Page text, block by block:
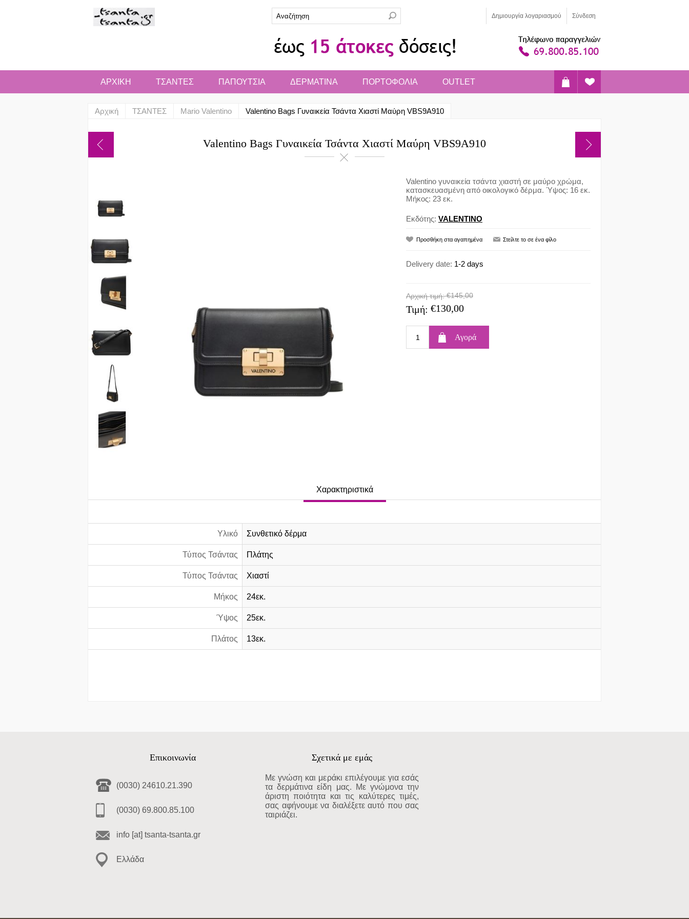
Δημιoυργία λογαριασμού Σύνδεση
ΑΡΧΙΚΗ ΤΣΑΝΤΕΣ ΠΑΠΟΥΤΣΙΑ ΔΕΡΜΑΤΙΝΑ ΠΟΡΤΟΦΟΛΙΑ OUTLET
Αρχική ΤΣΑΝΤΕΣ Mario Valentino Valentino Bags Γυναικεία Τσάντα Χιαστί Μαύρη VBS9A910
Valentino Bags Γυναικεία Τσάντα Χιαστί Μαύρη VBS9A910
Valentino γυναικεία τσάντα χιαστή σε μαύρο χρώμα,
κατασκευασμένη από οικολογικό δέρμα. Ύψος: 16 εκ.
Μήκος: 23 εκ.
Εκδότης: VALENTINO
Delivery date: 1-2 days
Αρχική τιμή: €145,00
Τιμή: €130,00
Χαρακτηριστικά
Υλικό Συνθετικό δέρμα
Τύπος Τσάντας Πλάτης
Τύπος Τσάντας Χιαστί
Μήκος 24εκ.
Ύψος 25εκ.
Πλάτος 13εκ.
Επικοινωνία
(0030) 24610.21.390
(0030) 69.800.85.100
info [at] tsanta-tsanta.gr
Ελλάδα
Σχετικά με εμάς
Με γνώση και μεράκι επιλέγουμε για εσάς
τα δερμάτινα είδη μας. Με γνώμονα την
άριστη ποιότητα και τις καλύτερες τιμές,
σας αφήνουμε να διαλέξετε αυτό που σας
ταιριάζει.